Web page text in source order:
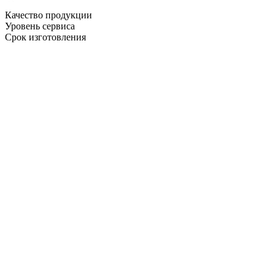
Качество продукции
Уровень сервиса
Срок изготовления